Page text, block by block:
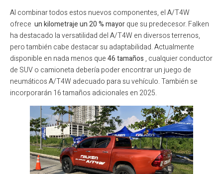
Al combinar todos estos nuevos componentes, el A/T4W
ofrece un kilometraje un 20 % mayorque su predecesor. Falken
ha destacado la versatilidad del A/T4W en diversos terrenos,
pero también cabe destacar su adaptabilidad. Actualmente
disponible en nada menos que46 tamaños , cualquier conductor
de SUV o camioneta debería poder encontrar un juego de
neumáticos A/T4W adecuado para su vehículo. También se
incorporarán 16 tamaños adicionales en 2025.